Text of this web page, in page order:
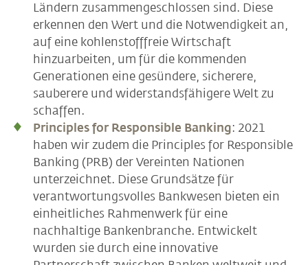
Ländern zusammengeschlossen sind. Diese
erkennen den Wert und die Notwendigkeit an,
auf eine kohlenstofffreie Wirtschaft
hinzuarbeiten, um für die kommenden
Generationen eine gesündere, sicherere,
sauberere und widerstandsfähigere Welt zu
schaffen.
Principles for Responsible Banking: 2021
haben wir zudem die Principles for Responsible
Banking (PRB) der Vereinten Nationen
unterzeichnet. Diese Grundsätze für
verantwortungsvolles Bankwesen bieten ein
einheitliches Rahmenwerk für eine
nachhaltige Bankenbranche. Entwickelt
wurden sie durch eine innovative